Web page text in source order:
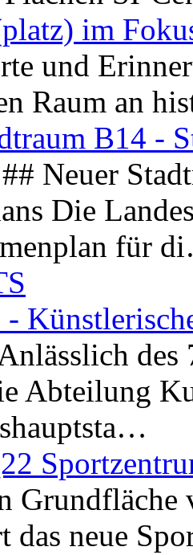
im
und
Raum an
B14 -
Neuer
Die
für
Abteilung
Grundfläche
das neue